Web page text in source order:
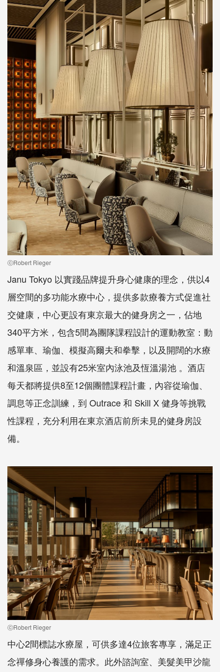
ⓒRobert Rieger
Janu Tokyo 以實踐品牌提升身心健康的理念，供以4
層空間的多功能水療中心，提供多款療養方式促進社
交健康，中心更設有東京最大的健身房之一，佔地
340平方米，包含5間為團隊課程設計的運動教室：動
感單車、瑜伽、模擬高爾夫和拳擊，以及開闊的水療
和溫泉區，並設有25米室內泳池及恆溫湯池 。酒店
每天都將提供8至12個團體課程計畫，內容從瑜伽、
調息等正念訓練，到 Outrace 和 Skill X 健身等挑戰
性課程，充分利用在東京酒店前所未見的健身房設
備。
ⓒRobert Rieger
中心2間標誌水療屋，可供多達4位旅客專享，滿足正
念禪修身心養護的需求。此外諮詢室、美髮美甲沙龍